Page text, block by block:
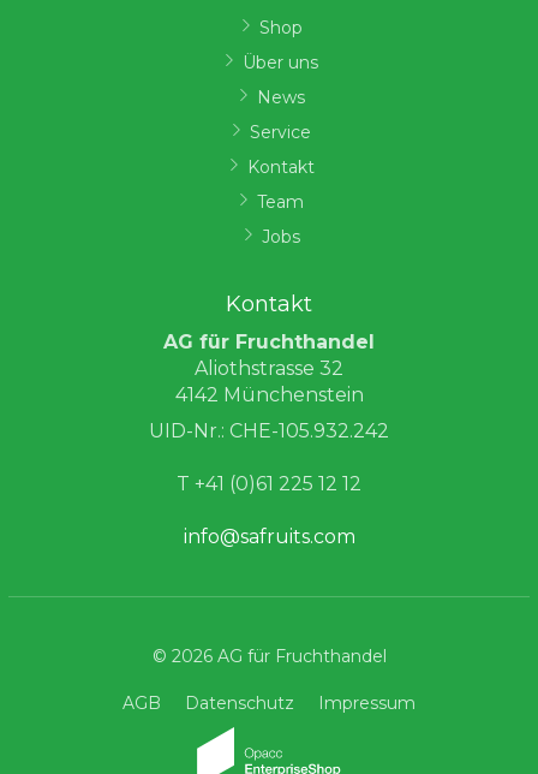
Shop
Über uns
News
Service
Kontakt
Team
Jobs
Kontakt
AG für Fruchthandel
Aliothstrasse 32
4142 Münchenstein
UID-Nr.: CHE-105.932.242
T +41 (0)61 225 12 12
info@safruits.com
© 2026 AG für Fruchthandel
AGB Datenschutz Impressum